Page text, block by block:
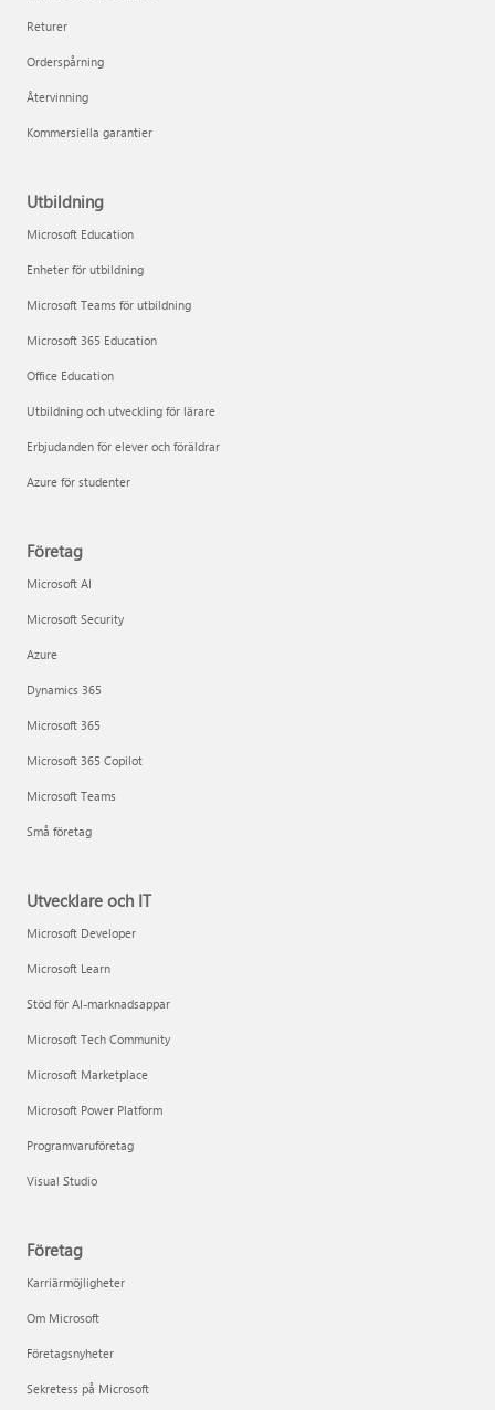
Returer
Orderspårning
Återvinning
Kommersiella garantier
Utbildning
Microsoft Education
Enheter för utbildning
Microsoft Teams för utbildning
Microsoft 365 Education
Office Education
Utbildning och utveckling för lärare
Erbjudanden för elever och föräldrar
Azure för studenter
Företag
Microsoft AI
Microsoft Security
Azure
Dynamics 365
Microsoft 365
Microsoft 365 Copilot
Microsoft Teams
Små företag
Utvecklare och IT
Microsoft Developer
Microsoft Learn
Stöd för AI-marknadsappar
Microsoft Tech Community
Microsoft Marketplace
Microsoft Power Platform
Programvaruföretag
Visual Studio
Företag
Karriärmöjligheter
Om Microsoft
Företagsnyheter
Sekretess på Microsoft